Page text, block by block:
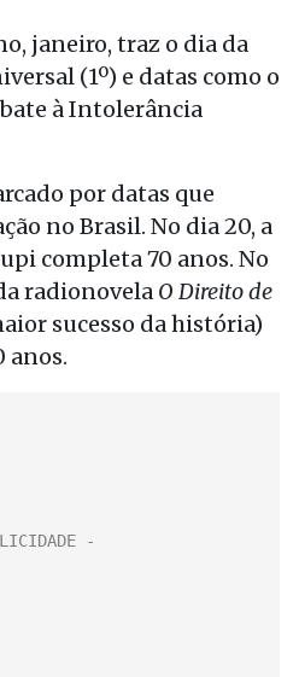
janeiro, traz o dia da
(1º) e datas como o
à Intolerância
por datas que
no Brasil. No dia 20, a
completa 70 anos. No
radionovela O Direito de
sucesso da história)
anos.